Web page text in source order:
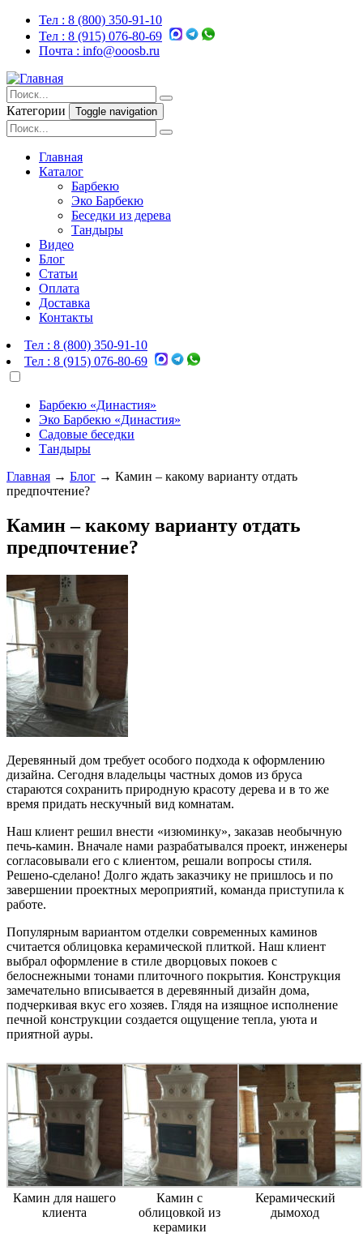
Тел : 8 (800) 350-91-10
Тел : 8 (915) 076-80-69
Почта : info@ooosb.ru
Категории Toggle navigation
Главная
Каталог
Барбекю
Эко Барбекю
Беседки из дерева
Тандыры
Видео
Блог
Статьи
Оплата
Доставка
Контакты
Тел : 8 (800) 350-91-10
Тел : 8 (915) 076-80-69
Барбекю «Династия»
Эко Барбекю «Династия»
Садовые беседки
Тандыры
Главная → Блог → Камин – какому варианту отдать
предпочтение?
Камин – какому варианту отдать
предпочтение?
Деревянный дом требует особого подхода к оформлению
дизайна. Сегодня владельцы частных домов из бруса
стараются сохранить природную красоту дерева и в то же
время придать нескучный вид комнатам.
Наш клиент решил внести «изюминку», заказав необычную
печь-камин. Вначале нами разрабатывался проект, инженеры
согласовывали его с клиентом, решали вопросы стиля.
Решено-сделано! Долго ждать заказчику не пришлось и по
завершении проектных мероприятий, команда приступила к
работе.
Популярным вариантом отделки современных каминов
считается облицовка керамической плиткой. Наш клиент
выбрал оформление в стиле дворцовых покоев с
белоснежными тонами плиточного покрытия. Конструкция
замечательно вписывается в деревянный дизайн дома,
подчеркивая вкус его хозяев. Глядя на изящное исполнение
печной конструкции создается ощущение тепла, уюта и
приятной ауры.
Камин для нашего
клиента
Камин с
облицовкой из
керамики
Керамический
дымоход